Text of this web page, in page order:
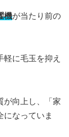
機が当たり前の
に毛玉を抑え
が向上し、「家
になっていま